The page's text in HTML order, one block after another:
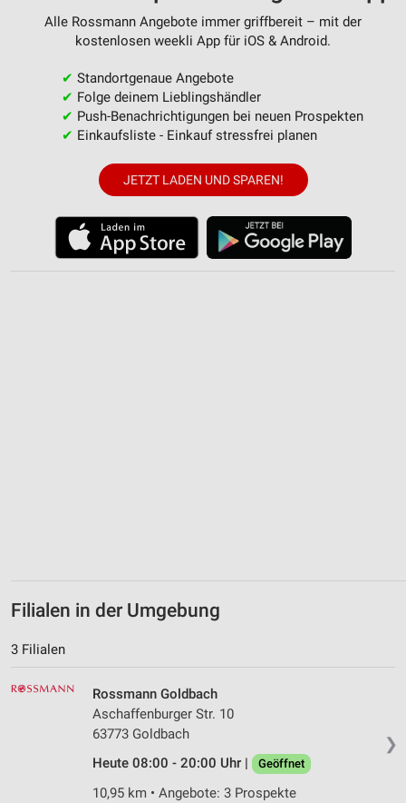
Alle Rossmann Angebote immer griffbereit – mit der
kostenlosen weekli App für iOS & Android.
✔ Standortgenaue Angebote
✔ Folge deinem Lieblingshändler
✔ Push-Benachrichtigungen bei neuen Prospekten
✔ Einkaufsliste - Einkauf stressfrei planen
JETZT LADEN UND SPAREN!
Filialen in der Umgebung
3 Filialen
❯
Rossmann Goldbach
Aschaffenburger Str. 10
63773 Goldbach
Heute 08:00 - 20:00 Uhr |
Geöffnet
10,95 km • Angebote: 3 Prospekte
Performance
Werbung